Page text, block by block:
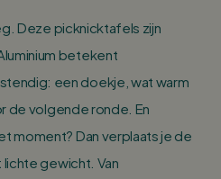
Deze picknicktafels zijn
betekent
een doekje, wat warm
de volgende ronde. En
moment? Dan verplaats je de
gewicht. Van